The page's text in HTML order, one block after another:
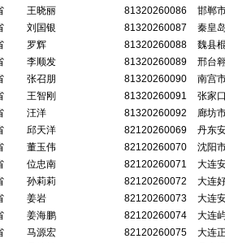
王晓丽 81320260086
邯郸
刘国银 81320260087
秦皇
罗辉 81320260088
魏县
李顺发 81320260089
邢台
张召朋 81320260090
南宫
王智刚 81320260091
张家
汪洋 81320260092
廊坊
邱天洋 82120260069
丹东
董玉伟 82120260070
沈阳
位忠南 82120260071
大连
孙莉莉 82120260072
大连
姜岩 82120260073
大连
姜海鹏 82120260074
大连
马源宏 82120260075
大连